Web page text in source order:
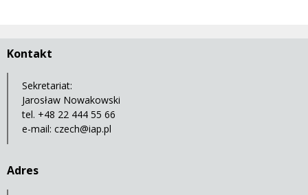
Kontakt
Sekretariat:
Jarosław Nowakowski
tel. +48 22 444 55 66
e-mail: czech@iap.pl
Adres